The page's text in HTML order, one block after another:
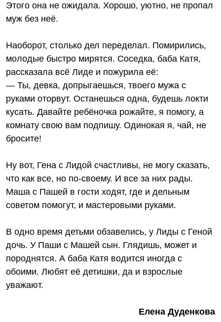
Этого она не ожидала. Хорошо, уютно, не пропал
муж без неё.
Наоборот, столько дел переделал. Помирились,
молодые быстро мирятся. Соседка, баба Катя,
рассказала всё Лиде и пожурила её:
— Ты, девка, допрыгаешься, твоего мужа с
руками оторвут. Останешься одна, будешь локти
кусать. Давайте ребёночка рожайте, я помогу, а
комнату свою вам подпишу. Одинокая я, чай, не
бросите!
Ну вот, Гена с Лидой счастливы, не могу сказать,
что как все, но по-своему. И все за них рады.
Маша с Пашей в гости ходят, где и дельным
советом помогут, и мастеровыми руками.
В одно время детьми обзавелись, у Лиды с Геной
дочь. У Паши с Машей сын. Глядишь, может и
породнятся. А баба Катя водится иногда с
обоими. Любят её детишки, да и взрослые
уважают.
Елена Дуденкова